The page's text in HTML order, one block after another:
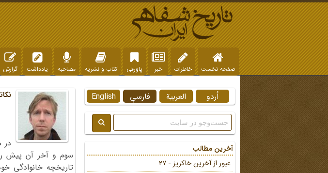
صفحه نخست خاطرات خبر پاورقی کتاب و نشریه مصاحبه یادداشت گزارش
سوم و آخر آن پیش
English فارسي العربية اُردو
آخرین مطالب
عبور از آخرین خاکریز - 27